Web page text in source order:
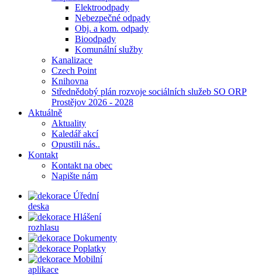
Elektroodpady
Nebezpečné odpady
Obj. a kom. odpady
Bioodpady
Komunální služby
Kanalizace
Czech Point
Knihovna
Střednědobý plán rozvoje sociálních služeb SO ORP
Prostějov 2026 - 2028
Aktuálně
Aktuality
Kaledář akcí
Opustili nás..
Kontakt
Kontakt na obec
Napište nám
Úřední
deska
Hlášení
rozhlasu
Dokumenty
Poplatky
Mobilní
aplikace